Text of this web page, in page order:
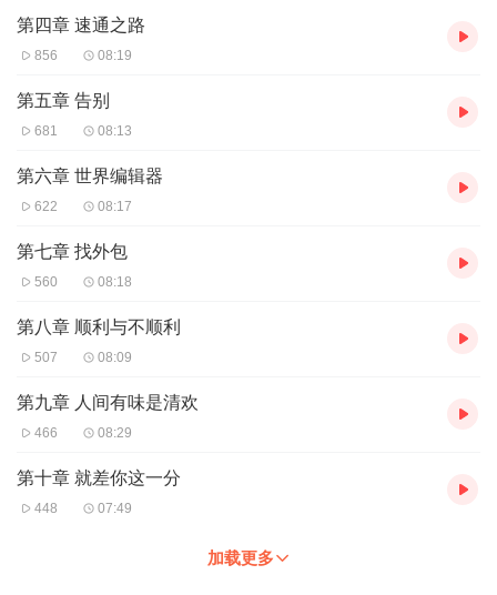
第四章 速通之路
856 08:19
第五章 告别
681 08:13
第六章 世界编辑器
622 08:17
第七章 找外包
560 08:18
第八章 顺利与不顺利
507 08:09
第九章 人间有味是清欢
466 08:29
第十章 就差你这一分
448 07:49
加载更多